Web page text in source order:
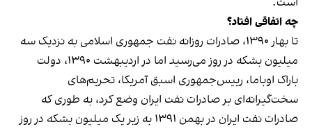
چه اتفاقی افتاد؟
تا بهار ۱۳۹۰، صادرات روزانه نفت جمهوری اسلامی به نزدیک سه
میلیون بشکه در روز می‌رسید اما در اردیبهشت ۱۳۹۰، دولت
باراک اوباما، رییس‌جمهوری اسبق آمریکا، تحریم‌های
سخت‌گیرانه‌ای بر صادرات نفت ایران وضع کرد، به طوری که
صادرات نفت ایران در بهمن ۱۳۹۱ به زیر یک میلیون بشکه در روز